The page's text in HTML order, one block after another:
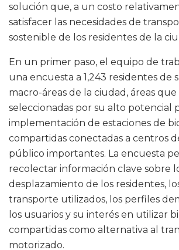
solución que, a un costo
satisfacer las necesidades de
sostenible de los residentes de la
En un primer paso, el equipo de
una encuesta a 1,243 residentes de
macro-áreas de la ciudad, áreas
seleccionadas por su alto potencial
implementación de estaciones de
compartidas conectadas a centros
público importantes. La encuesta
recolectar información clave sobre
desplazamiento de los residentes,
transporte utilizados, los perfiles
los usuarios y su interés en utilizar
compartidas como alternativa al
motorizado.